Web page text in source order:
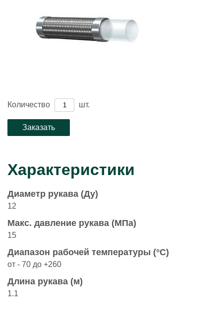
Количество шт.
Характеристики
Диаметр рукава (Ду)
12
Макс. давление рукава (МПа)
15
Диапазон рабочей температуры (°C)
от - 70 до +260
Длина рукава (м)
1.1